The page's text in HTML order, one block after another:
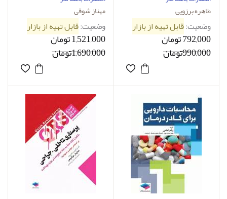
طاهره برزویی
وضعیت:قابل تهیه از بازار
792,000 تومان
990,000تومان
مهناز شوقی
وضعیت:قابل تهیه از بازار
1,521,000 تومان
1,690,000تومان